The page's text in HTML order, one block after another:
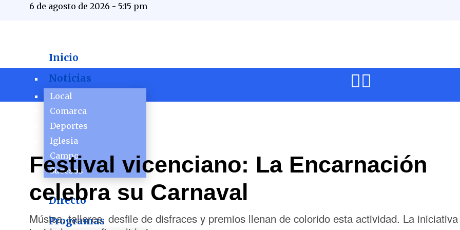
6 de agosto de 2026 - 5:15 pm
Inicio
Noticias
Local
Comarca
Deportes
Iglesia
Campo
Sucesos
Directo
Programas
Festival vicenciano: La Encarnación
celebra su Carnaval
Música, talleres, desfile de disfraces y premios llenan de colorido esta actividad. La